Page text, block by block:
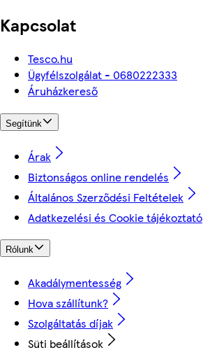
Kapcsolat
Tesco.hu
Ügyfélszolgálat - 0680222333
Áruházkereső
Segítünk
Árak
Biztonságos online rendelés
Általános Szerződési Feltételek
Adatkezelési és Cookie tájékoztató
Rólunk
Akadálymentesség
Hova szállítunk?
Szolgáltatás díjak
Süti beállítások